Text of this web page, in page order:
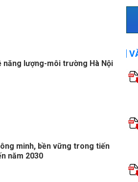
năng lượng-môi trường Hà Nội
minh, bền vững trong tiến
năm 2030